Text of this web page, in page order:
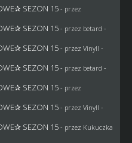
SEZON 15 - przez
SEZON 15 - przez betard -
SEZON 15 - przez Vinyll -
SEZON 15 - przez betard -
SEZON 15 - przez
SEZON 15 - przez Vinyll -
SEZON 15 - przez Kukuczka